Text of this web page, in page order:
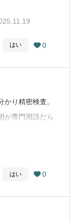
に何度か危な
と検査して貰
りました。今
で、これまでに
した。そこの
は仰っていま
騙された！」と
ん。やっぱり、
眼科医でする
はい  0
り精密検査。
が専門用語だら
全く考えてい
から！」と、と
。混み合って
はい  0